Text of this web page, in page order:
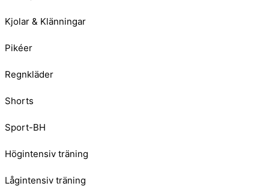
Kjolar & Klänningar
Pikéer
Regnkläder
Shorts
Sport-BH
Högintensiv träning
Lågintensiv träning